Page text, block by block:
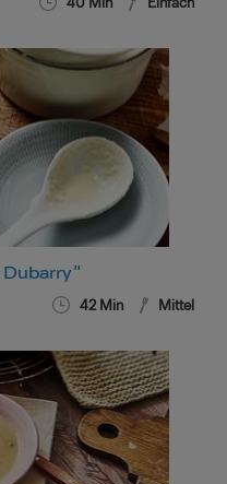
40 Min Einfach
42Min Mittel